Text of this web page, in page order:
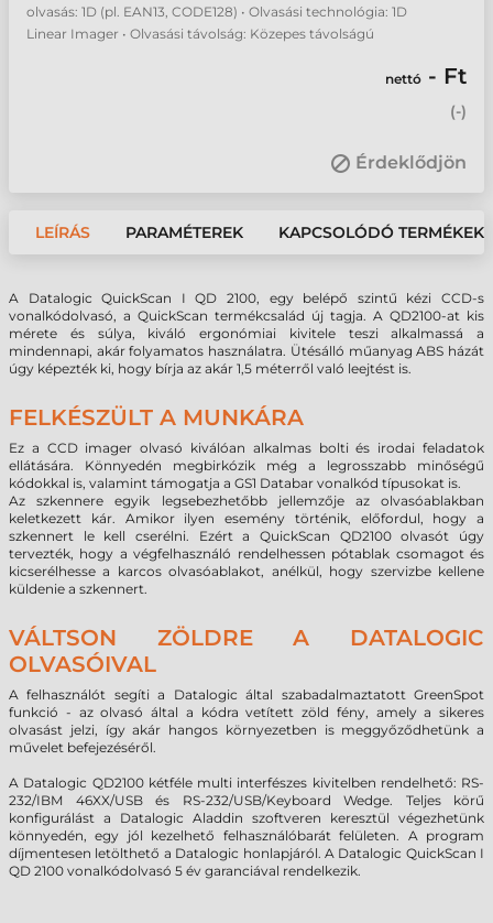
olvasás: 1D (pl. EAN13, CODE128) • Olvasási technológia: 1D
Linear Imager • Olvasási távolság: Közepes távolságú
nettó - Ft
(-)
Érdeklődjön
LEÍRÁS PARAMÉTEREK KAPCSOLÓDÓ TERMÉKEK
A Datalogic QuickScan I QD 2100, egy belépő szintű kézi CCD-s
vonalkódolvasó, a QuickScan termékcsalád új tagja. A QD2100-at kis
mérete és súlya, kiváló ergonómiai kivitele teszi alkalmassá a
mindennapi, akár folyamatos használatra. Ütésálló műanyag ABS házát
úgy képezték ki, hogy bírja az akár 1,5 méterről való leejtést is.
FELKÉSZÜLT A MUNKÁRA
Ez a CCD imager olvasó kiválóan alkalmas bolti és irodai feladatok
ellátására. Könnyedén megbirkózik még a legrosszabb minőségű
kódokkal is, valamint támogatja a GS1 Databar vonalkód típusokat is.
Az szkennere egyik legsebezhetőbb jellemzője az olvasóablakban
keletkezett kár. Amikor ilyen esemény történik, előfordul, hogy a
szkennert le kell cserélni. Ezért a QuickScan QD2100 olvasót úgy
tervezték, hogy a végfelhasználó rendelhessen pótablak csomagot és
kicserélhesse a karcos olvasóablakot, anélkül, hogy szervizbe kellene
küldenie a szkennert.
VÁLTSON ZÖLDRE A DATALOGIC
OLVASÓIVAL
A felhasználót segíti a Datalogic által szabadalmaztatott GreenSpot
funkció - az olvasó által a kódra vetített zöld fény, amely a sikeres
olvasást jelzi, így akár hangos környezetben is meggyőződhetünk a
művelet befejezéséről.
A Datalogic QD2100 kétféle multi interfészes kivitelben rendelhető: RS-
232/IBM 46XX/USB és RS-232/USB/Keyboard Wedge. Teljes körű
konfigurálást a Datalogic Aladdin szoftveren keresztül végezhetünk
könnyedén, egy jól kezelhető felhasználóbarát felületen. A program
díjmentesen letölthető a Datalogic honlapjáról. A Datalogic QuickScan I
QD 2100 vonalkódolvasó 5 év garanciával rendelkezik.